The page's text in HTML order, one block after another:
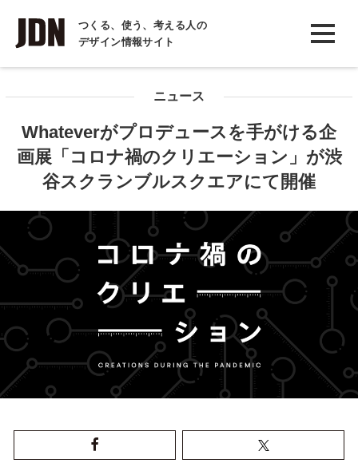
つくる、使う、考える人の
デザイン情報サイト
INTERVIEW
インタビュー
COLUMN
コラム
ニュース
Whateverがプロデュースを手がける企
画展「コロナ禍のクリエーション」が渋
谷スクランブルスクエアにて開催